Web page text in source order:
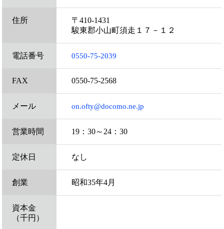
住所
〒410-1431
駿東郡小山町須走１７－１２
電話番号 0550-75-2039
FAX 0550-75-2568
メール on.ofty@docomo.ne.jp
営業時間 19：30～24：30
定休日 なし
創業 昭和35年4月
資本金
（千円）